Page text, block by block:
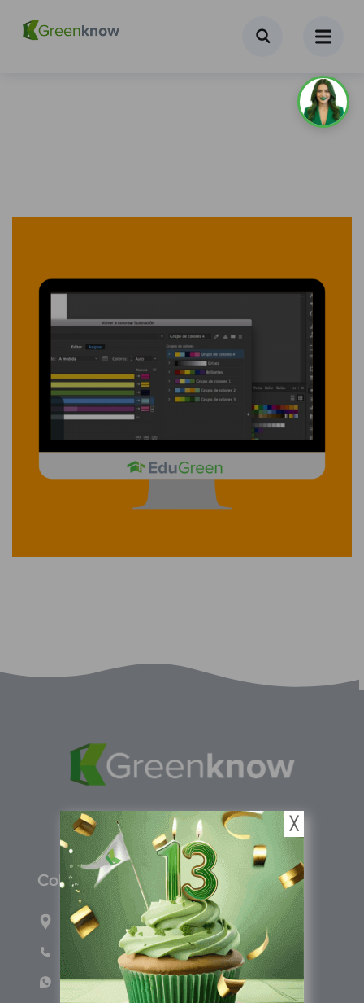
Colombia
Carrera 71G #117-67 INT 3 OFI 701
Teléfono: (601) 522 3869
WhatsApp: +57 317 4651554
╳